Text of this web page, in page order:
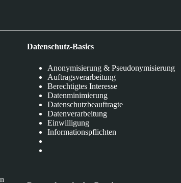
Datenschutz-Basics
Anonymisierung & Pseudonymisierung
Auftragsverarbeitung
Berechtigtes Interesse
Datenminimierung
Datenschutzbeauftragte
Datenverarbeitung
Einwilligung
Informationspflichten